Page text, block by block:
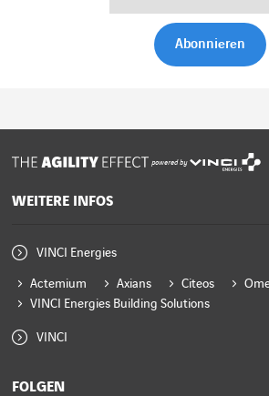
powered by
WEITERE INFOS
VINCI Energies
Actemium Axians Citeos
VINCI Energies Building Solutions
VINCI
FOLGEN